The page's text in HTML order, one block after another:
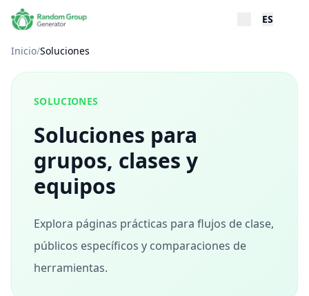
ES
Inicio/Soluciones
SOLUCIONES
Soluciones para
grupos, clases y
equipos
Explora páginas prácticas para flujos de clase,
públicos específicos y comparaciones de
herramientas.